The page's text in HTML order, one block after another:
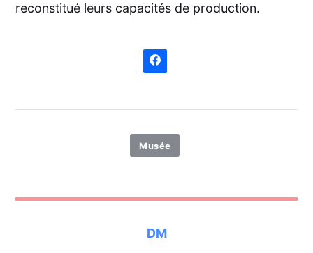
reconstitué leurs capacités de production.
Musée
DM